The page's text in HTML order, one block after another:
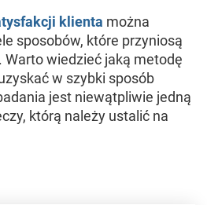
klienta można
sposobów, które przyniosą
wiedzieć jaką metodę
w szybki sposób
jest niewątpliwie jedną
którą należy ustalić na